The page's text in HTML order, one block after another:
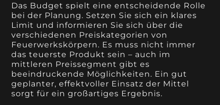
Das Budget spielt eine entscheidende Rolle
bei der Planung. Setzen Sie sich ein klares
Limit und informieren Sie sich über die
verschiedenen Preiskategorien von
Feuerwerkskörpern. Es muss nicht immer
das teuerste Produkt sein – auch im
mittleren Preissegment gibt es
beeindruckende Möglichkeiten. Ein gut
geplanter, effektvoller Einsatz der Mittel
sorgt für ein großartiges Ergebnis.